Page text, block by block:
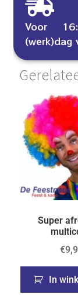
Voor
(werk)dag
Super
€
In